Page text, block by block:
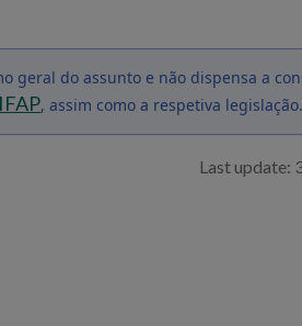
geral do assunto e não dispensa a
, assim como a respetiva legislação.
Last update: